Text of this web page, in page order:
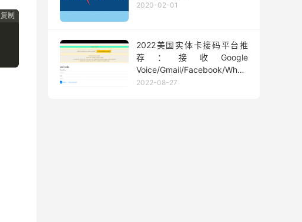
复制
复制
复制
复制
2020-02-01
2022美国实体卡接码平台推
荐：接收Google
Voice/Gmail/Facebook/Whatsapp
等短信验证码
2022-08-27